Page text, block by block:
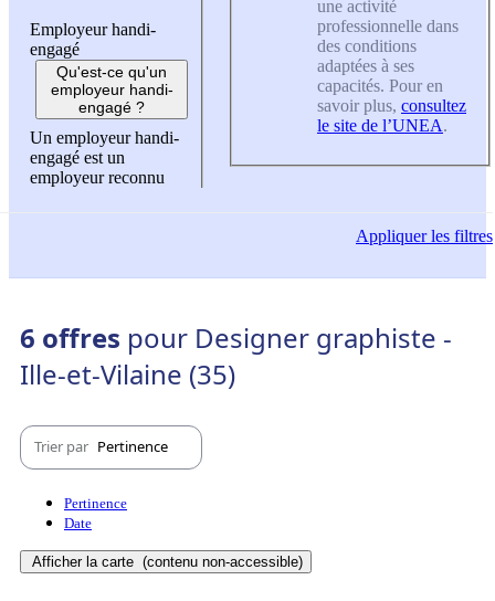
Employeur handi-
engagé
Qu'est-ce qu'un
employeur handi-
engagé ?
Un employeur handi-
engagé est un
employeur reconnu
une activité
professionnelle dans
des conditions
adaptées à ses
capacités. Pour en
savoir plus, consultez
le site de l’UNEA.
Appliquerles filtres
6 offres pour Designer graphiste -
Ille-et-Vilaine (35)
Trier par Pertinence
Pertinence
Date
Afficher la carte (contenu non-accessible)